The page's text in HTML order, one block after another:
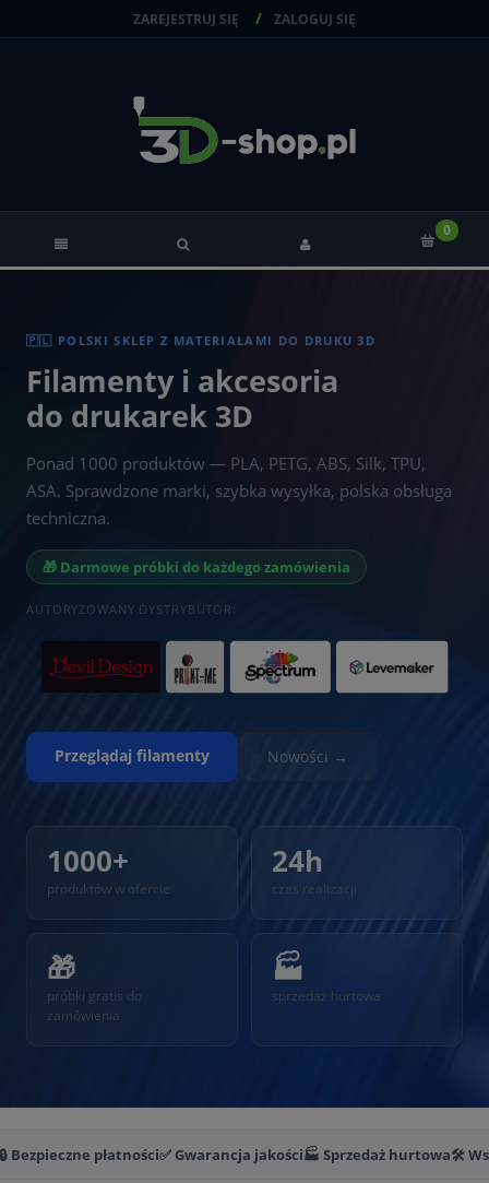
ZAREJESTRUJ SIĘ ZALOGUJ SIĘ
🇵🇱 POLSKI SKLEP Z MATERIAŁAMI DO DRUKU 3D
Filamenty i akcesoria
do drukarek 3D
Ponad 1000 produktów — PLA, PETG, ABS, Silk, TPU,
ASA. Sprawdzone marki, szybka wysyłka, polska obsługa
techniczna.
🎁 Darmowe próbki do każdego zamówienia
AUTORYZOWANY DYSTRYBUTOR:
Przeglądaj filamenty Nowości →
1000+
produktów w ofercie
24h
czas realizacji
🎁
próbki gratis do
zamówienia
🏭
sprzedaż hurtowa
Bezpieczne płatności✅ Gwarancja jakości🏭 Sprzedaż hurtowa🛠️